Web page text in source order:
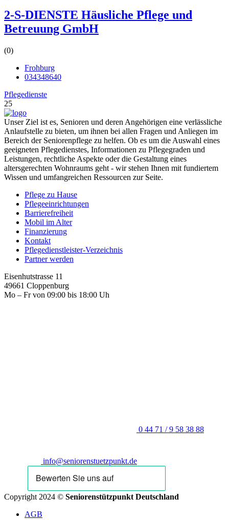
2-S-DIENSTE Häusliche Pflege und
Betreuung GmbH
(0)
Frohburg
034348640
Pflegedienste
25
Unser Ziel ist es, Senioren und deren Angehörigen eine verlässliche
Anlaufstelle zu bieten, um ihnen bei allen Fragen und Anliegen im
Bereich der Seniorenpflege zu helfen. Ob es um die Auswahl eines
geeigneten Pflegedienstes, Informationen zu Pflegegraden und
Leistungen, rechtliche Aspekte oder die Gestaltung eines
altersgerechten Wohnraums geht - wir stehen Ihnen mit fundiertem
Wissen und umfangreichen Ressourcen zur Seite.
Pflege zu Hause
Pflegeeinrichtungen
Barrierefreiheit
Mobil im Alter
Finanzierung
Kontakt
Pflegedienstleister-Verzeichnis
Partner werden
Eisenhutstrasse 11
49661 Cloppenburg
Mo – Fr von 09:00 bis 18:00 Uh
0 44 71 / 9 58 38 88
info@seniorenstuetzpunkt.de
Copyright 2024 © Seniorenstützpunkt Deutschland
AGB